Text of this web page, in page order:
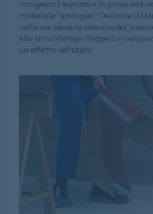
intrigante l'aspetto e le proprietà
materiale "ambiguo". Descrive il
nella sua identità intermedia”
allo stesso tempo leggero e
un effetto vellutato.